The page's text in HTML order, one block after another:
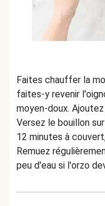
Faites chauffer la
faites-y revenir
moyen-doux.
Versez le bouillon
12 minutes à
Remuez
peu d'eau si l'orzo